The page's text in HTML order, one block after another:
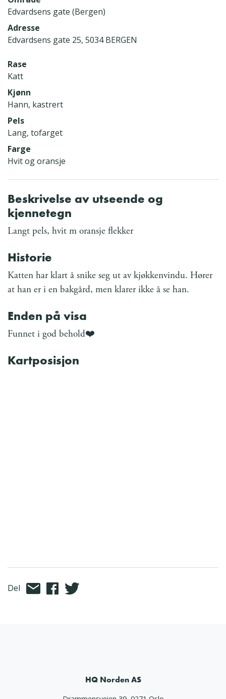
Edvardsens gate (Bergen)
Adresse
Edvardsens gate 25, 5034 BERGEN
Rase
Katt
Kjønn
Hann, kastrert
Pels
Lang, tofarget
Farge
Hvit og oransje
Beskrivelse av utseende og
kjennetegn
Langt pels, hvit m oransje flekker
Historie
Katten har klart å snike seg ut av kjøkkenvindu. Hører
at han er i en bakgård, men klarer ikke å se han.
Enden på visa
Funnet i god behold❤️
Kartposisjon
Del
HQ Norden AS